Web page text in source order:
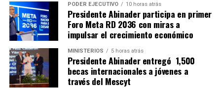
PODER EJECUTIVO 10 horas atrás
Presidente Abinader participa en primer
Foro Meta RD 2036 con miras a
impulsar el crecimiento económico
MINISTERIOS 5 horas atrás
Presidente Abinader entregó 1,500
becas internacionales a jóvenes a
través del Mescyt